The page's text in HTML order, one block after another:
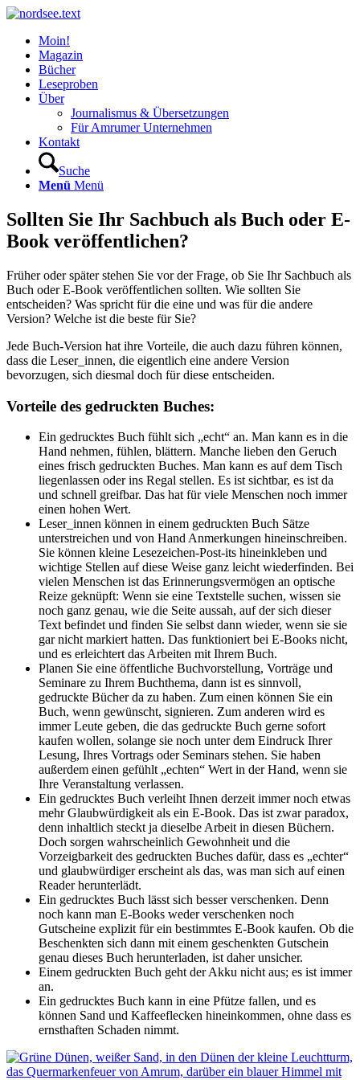
Moin!
Magazin
Bücher
Leseproben
Über
Journalismus & Übersetzungen
Für Amrumer Unternehmen
Kontakt
Suche
Menü Menü
Sollten Sie Ihr Sachbuch als Buch oder E-
Book veröffentlichen?
Früher oder später stehen Sie vor der Frage, ob Sie Ihr Sachbuch als
Buch oder E-Book veröffentlichen sollten. Wie sollten Sie
entscheiden? Was spricht für die eine und was für die andere
Version? Welche ist die beste für Sie?
Jede Buch-Version hat ihre Vorteile, die auch dazu führen können,
dass die Leser_innen, die eigentlich eine andere Version
bevorzugen, sich diesmal doch für diese entscheiden.
Vorteile des gedruckten Buches:
Ein gedrucktes Buch fühlt sich „echt“ an. Man kann es in die
Hand nehmen, fühlen, blättern. Manche lieben den Geruch
eines frisch gedruckten Buches. Man kann es auf dem Tisch
liegenlassen oder ins Regal stellen. Es ist sichtbar, es ist da
und schnell greifbar. Das hat für viele Menschen noch immer
einen hohen Wert.
Leser_innen können in einem gedruckten Buch Sätze
unterstreichen und von Hand Anmerkungen hineinschreiben.
Sie können kleine Lesezeichen-Post-its hineinkleben und
wichtige Stellen auf diese Weise ganz leicht wiederfinden. Bei
vielen Menschen ist das Erinnerungsvermögen an optische
Reize geknüpft: Wenn sie eine Textstelle suchen, wissen sie
noch ganz genau, wie die Seite aussah, auf der sich dieser
Text befindet und finden Sie selbst dann wieder, wenn sie sie
gar nicht markiert hatten. Das funktioniert bei E-Books nicht,
und es erleichtert das Arbeiten mit Ihrem Buch.
Planen Sie eine öffentliche Buchvorstellung, Vorträge und
Seminare zu Ihrem Buchthema, dann ist es sinnvoll,
gedruckte Bücher da zu haben. Zum einen können Sie ein
Buch, wenn gewünscht, signieren. Zum anderen wird es
immer Leute geben, die das gedruckte Buch gerne sofort
kaufen wollen, solange sie noch unter dem Eindruck Ihrer
Lesung, Ihres Vortrags oder Seminars stehen. Sie haben
außerdem einen gefühlt „echten“ Wert in der Hand, wenn sie
Ihre Veranstaltung verlassen.
Ein gedrucktes Buch verleiht Ihnen derzeit immer noch etwas
mehr Glaubwürdigkeit als ein E-Book. Das ist zwar paradox,
denn inhaltlich steckt ja dieselbe Arbeit in diesen Büchern.
Doch sorgen wahrscheinlich Gewohnheit und die
Vorzeigbarkeit des gedruckten Buches dafür, dass es „echter“
und glaubwürdiger erscheint als das, was man sich auf einen
Reader herunterlädt.
Ein gedrucktes Buch lässt sich besser verschenken. Denn
noch kann man E-Books weder verschenken noch
Gutscheine explizit für ein bestimmtes E-Book kaufen. Ob die
Beschenkten sich dann mit einem geschenkten Gutschein
genau dieses Buch herunterladen, ist daher unsicher.
Einem gedruckten Buch geht der Akku nicht aus; es ist immer
an.
Ein gedrucktes Buch kann in eine Pfütze fallen, und es
können Sand und Kaffeeflecken hineinkommen, ohne dass es
ernsthaften Schaden nimmt.